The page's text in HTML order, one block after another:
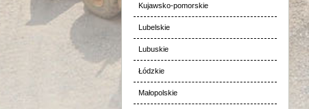
Kujawsko-pomorskie
Lubelskie
Lubuskie
Łódzkie
Małopolskie